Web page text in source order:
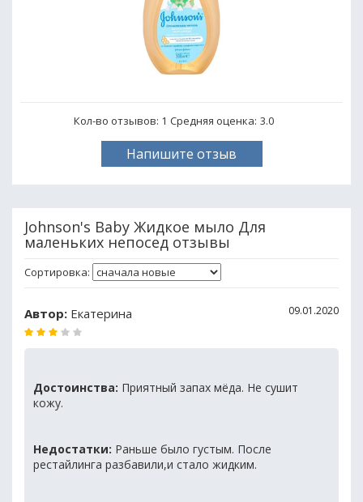
Кол-во отзывов: 1 Средняя оценка: 3.0
Напишите отзыв
Johnson's Baby Жидкое мыло Для
маленьких непосед отзывы
Сортировка:
Автор: Екатерина 09.01.2020
Достоинства: Приятный запах мёда. Не сушит
кожу.
Недостатки: Раньше было густым. После
рестайлинга разбавили,и стало жидким.